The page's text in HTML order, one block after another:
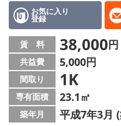
店舗情報·アクセス
会社概要
メールでお問い合わせ
お気に入り
登録
賃 料 38,000円
共益費 5,000円
間取り 1K
専有面積 23.1㎡
築年月 平成7年3月